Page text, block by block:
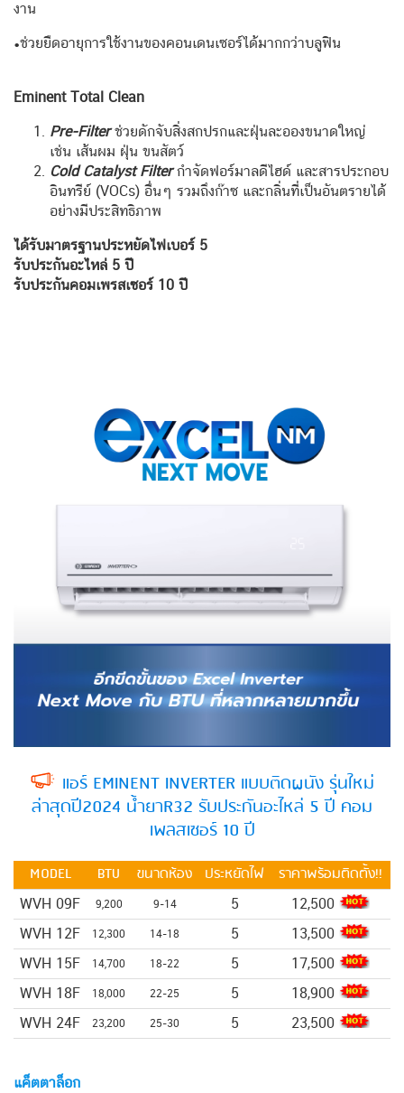
งาน
•ช่วยยืดอายุการใช้งานของคอนเดนเซอร์ได้มากกว่าบลูฟิน
Eminent Total Clean
Pre-Filterช่วยดักจับสิ่งสกปรกและฝุ่นละอองขนาดใหญ่
เช่น เส้นผม ฝุ่น ขนสัตว์
Cold Catalyst Filterกำจัดฟอร์มาลดีไฮด์ และสารประกอบ
อินทรีย์ (VOCs) อื่นๆ รวมถึงก๊าซ และกลิ่นที่เป็นอันตรายได้
อย่างมีประสิทธิภาพ
ได้รับมาตรฐานประหยัดไฟเบอร์ 5
รับประกันอะไหล่ 5 ปี
รับประกันคอมเพรสเซอร์ 10 ปี
แอร์ EMINENT INVERTER แบบติดผนัง รุ่นใหม่
ล่าสุดปี2024 น้ำยาR32 รับประกันอะไหล่ 5 ปี คอม
เพลสเซอร์ 10 ปี
MODEL BTU ขนาดห้อง ประหยัดไฟ ราคาพร้อมติดตั้ง!!
WVH 09F 9,200 9-14 5 12,500
WVH 12F 12,300 14-18 5 13,500
WVH 15F 14,700 18-22 5 17,500
WVH 18F 18,000 22-25 5 18,900
WVH 24F 23,200 25-30 5 23,500
แค็ตตาล็อก